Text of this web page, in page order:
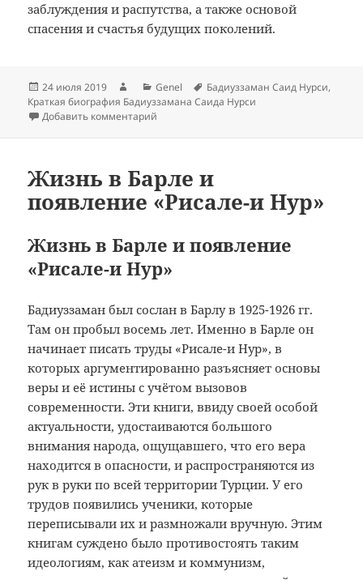
заблуждения и распутства, а также основой
спасения и счастья будущих поколений.
Опубликовано
24 июля 2019 АвторРубрики
Genel Метки
Бадиуззаман Саид Нурси,
Краткая биография Бадиуззамана Саида Нурси
Добавить комментарий
Жизнь в Барле и
появление «Рисале-и Нур»
Жизнь в Барле и появление
«Рисале-и Нур»
Бадиуззаман был сослан в Барлу в 1925-1926 гг.
Там он пробыл восемь лет. Именно в Барле он
начинает писать труды «Рисале-и Hyp», в
которых аргументированно разъясняет основы
веры и её истины с учётом вызовов
современности. Эти книги, ввиду своей особой
актуальности, удостаиваются большого
внимания народа, ощущавшего, что его вера
находится в опасности, и распространяются из
рук в руки по всей территории Турции. У его
трудов появились ученики, которые
переписывали их и размножали вручную. Этим
книгам суждено было противостоять таким
идеологиям, как атеизм и коммунизм,